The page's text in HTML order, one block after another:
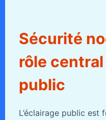
Sécurité
rôle central
public
L’éclairage public est